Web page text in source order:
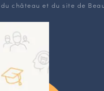
château et du site de